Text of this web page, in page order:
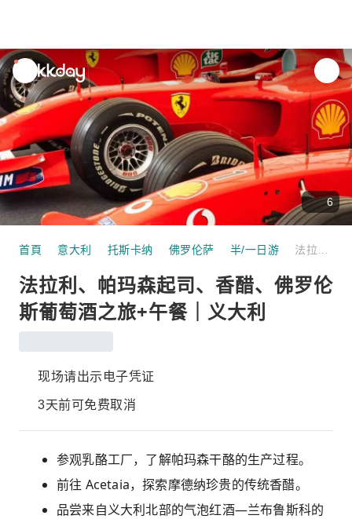
unread
notifications
6
首頁 意大利 托斯卡纳 佛罗伦萨 半/一日游
法拉利、帕玛森起司、香醋、佛罗伦
斯葡萄酒之旅+午餐｜义大利
现场请出示电子凭证
3天前可免费取消
参观乳酪工厂，了解帕玛森干酪的生产过程。
前往 Acetaia，探索摩德纳珍贵的传统香醋。
品尝来自义大利北部的气泡红酒—兰布鲁斯科的